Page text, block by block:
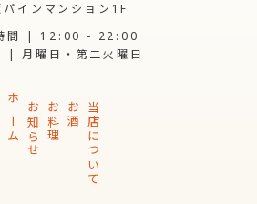
パインマンション1F
間 | 12:00 - 22:00
| 月曜日・第二火曜日
ホーム お知らせ お料理 お酒 当店について